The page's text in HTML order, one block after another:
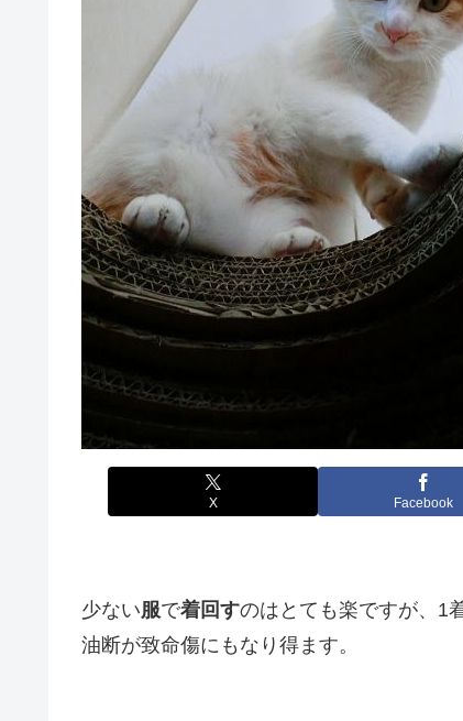
X Facebook
少ない服で着回すのはとても楽ですが、1
油断が致命傷にもなり得ます。